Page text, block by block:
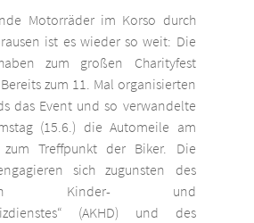
Motorräder im Korso durch
ist es wieder so weit: Die
zum großen Charityfest
zum 11. Mal organisierten
das Event und so verwandelte
(15.6.) die Automeile am
zum Treffpunkt der Biker. Die
sich zugunsten des
Kinder- und
(AKHD) und des